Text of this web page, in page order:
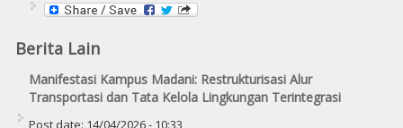
Berita Lain
Manifestasi Kampus Madani: Restrukturisasi Alur
Transportasi dan Tata Kelola Lingkungan Terintegrasi
Post date: 14/04/2026 - 10:33